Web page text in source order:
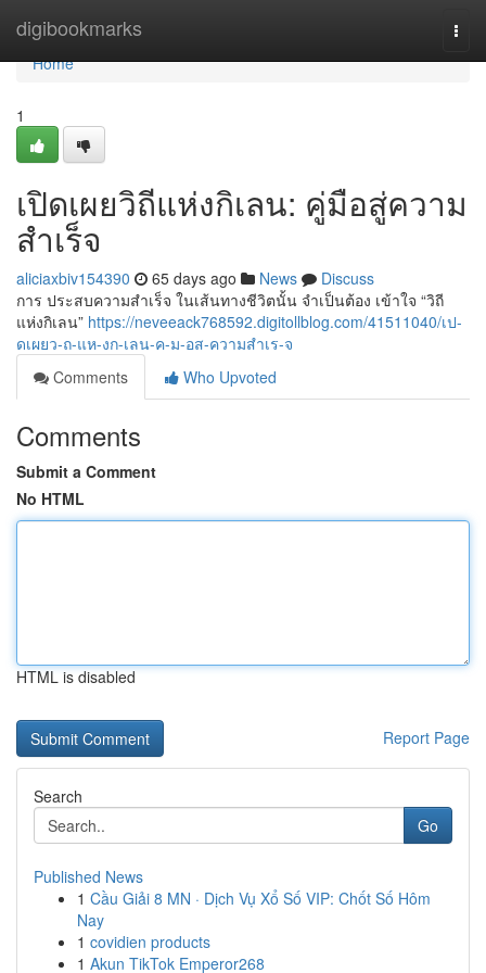
digibookmarks
Home
Home
1
เปิดเผยวิถีแห่งกิเลน: คู่มือสู่ความ
สำเร็จ
aliciaxbiv154390 65 days ago News
Discuss
การ ประสบความสำเร็จ ในเส้นทางชีวิตนั้น จำเป็นต้อง เข้าใจ “วิถี
แห่งกิเลน” https://neveeack768592.digitollblog.com/41511040/เป-
ดเผยว-ถ-แห-งก-เลน-ค-ม-อส-ความสำเร-จ
Comments
Who Upvoted
Comments
Submit a Comment
No HTML
HTML is disabled
Report Page
Search
Go
Published News
1 Cầu Giải 8 MN · Dịch Vụ Xổ Số VIP: Chốt Số Hôm
Nay
1 covidien products
1 Akun TikTok Emperor268